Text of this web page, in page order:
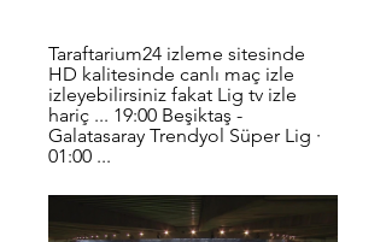
Taraftarium24 izleme sitesinde
HD kalitesinde canlı maç izle
izleyebilirsiniz fakat Lig tv izle
hariç ... 19:00 Beşiktaş -
Galatasaray Trendyol Süper Lig ·
01:00 ...